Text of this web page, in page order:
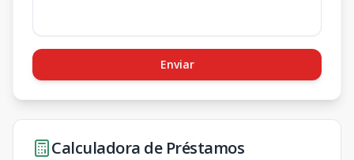
Enviar
Calculadora de Préstamos